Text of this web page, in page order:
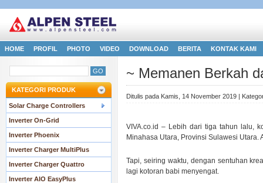
HOME PROFIL PHOTO VIDEO DOWNLOAD BERITA KONTAK KAMI
KATEGORI PRODUK
Solar Charge Controllers
Inverter On-Grid
Inverter Phoenix
Inverter Charger MultiPlus
Inverter Charger Quattro
Inverter AIO EasyPlus
~ Memanen Berkah
Ditulis pada Kamis, 14 November 2019 |
VIVA.co.id – Lebih dari tiga tahun lalu,
Minahasa Utara, Provinsi Sulawesi
Tapi, seiring waktu, dengan sentuhan
lagi kotoran babi menyengat.